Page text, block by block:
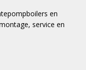
en
service en